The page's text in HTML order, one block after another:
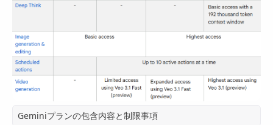
Geminiプランの包含内容と制限事項